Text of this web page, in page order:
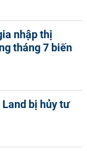
nhập thị
tháng 7 biến
Land bị hủy tư